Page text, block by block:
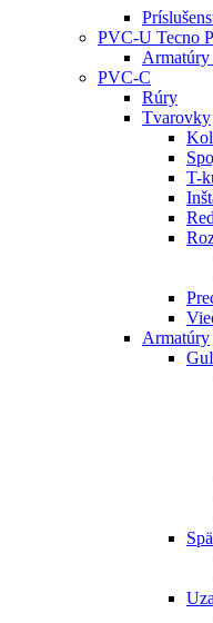
PVC-U Tecno
Armatúry
PVC-C
Rúry
Tvarovky
T-
Armatúry